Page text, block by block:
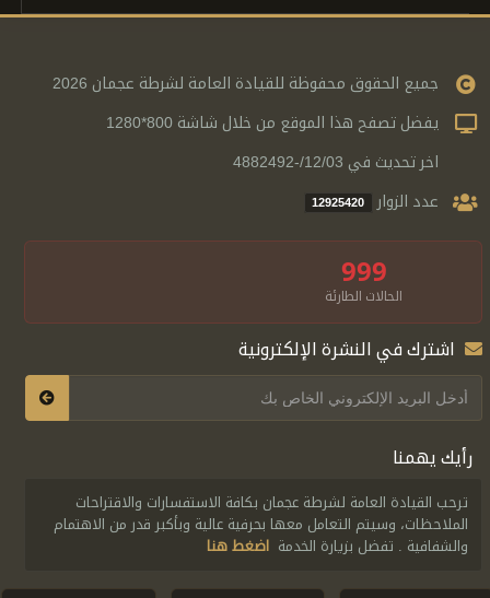
جميع الحقوق محفوظة للقيادة العامة لشرطة عجمان 2026
يفضل تصفح هذا الموقع من خلال شاشة 800*1280
اخر تحديث في 12/03/-4882492
عدد الزوار 12925420
999
الحالات الطارئة
اشترك في النشرة الإلكترونية
رأيك يهمنا
ترحب القيادة العامة لشرطة عجمان بكافة الاستفسارات والاقتراحات
الملاحظات، وسيتم التعامل معها بحرفية عالية وبأكبر قدر من الاهتمام
والشفافية . تفضل بزيارة الخدمة
اضغط هنا